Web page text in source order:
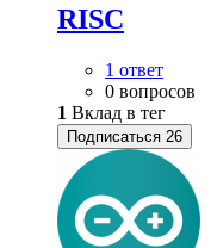
RISC
1 ответ
0 вопросов
1 Вклад в тег
Подписаться 26